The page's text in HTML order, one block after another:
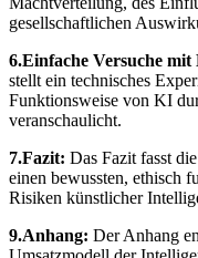
gesellschaftlichen
6.Einfache Versuche
stellt ein technisches
Funktionsweise von KI
veranschaulicht.
7.Fazit: Das Fazit fasst
einen bewussten, ethisch
Risiken künstlicher
9.Anhang: Der Anhang